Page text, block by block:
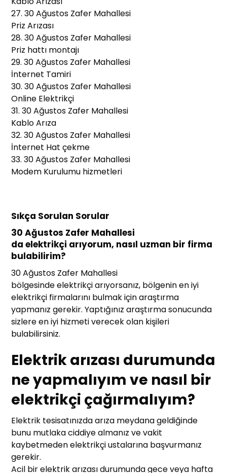
27. 30 Ağustos Zafer Mahallesi
Priz Arızası
28. 30 Ağustos Zafer Mahallesi
Priz hattı montajı
29. 30 Ağustos Zafer Mahallesi
İnternet Tamiri
30. 30 Ağustos Zafer Mahallesi
Online Elektrikçi
31. 30 Ağustos Zafer Mahallesi
Kablo Arıza
32. 30 Ağustos Zafer Mahallesi
İnternet Hat çekme
33. 30 Ağustos Zafer Mahallesi
Modem Kurulumu hizmetleri
Sıkça Sorulan Sorular
30 Ağustos Zafer Mahallesi
da elektrikçi arıyorum, nasıl uzman bir firma
bulabilirim?
30 Ağustos Zafer Mahallesi
bölgesinde elektrikçi arıyorsanız, bölgenin en iyi
elektrikçi firmalarını bulmak için araştırma
yapmanız gerekir. Yaptığınız araştırma sonucunda
sizlere en iyi hizmeti verecek olan kişileri
bulabilirsiniz.
Elektrik arızası durumunda
ne yapmalıyım ve nasıl bir
elektrikçi çağırmalıyım?
Elektrik tesisatınızda arıza meydana geldiğinde
bunu mutlaka ciddiye almanız ve vakit
kaybetmeden elektrikçi ustalarına başvurmanız
gerekir.
Acil bir elektrik arızası durumunda gece veya hafta